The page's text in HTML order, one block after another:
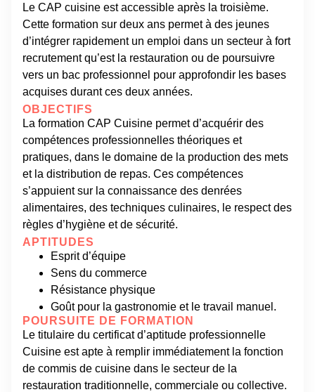
Le CAP cuisine est accessible après la troisième.
Cette formation sur deux ans permet à des jeunes
d’intégrer rapidement un emploi dans un secteur à fort
recrutement qu’est la restauration ou de poursuivre
vers un bac professionnel pour approfondir les bases
acquises durant ces deux années.
OBJECTIFS
La formation CAP Cuisine permet d’acquérir des
compétences professionnelles théoriques et
pratiques, dans le domaine de la production des mets
et la distribution de repas. Ces compétences
s’appuient sur la connaissance des denrées
alimentaires, des techniques culinaires, le respect des
règles d’hygiène et de sécurité.
APTITUDES
Esprit d’équipe
Sens du commerce
Résistance physique
Goût pour la gastronomie et le travail manuel.
POURSUITE DE FORMATION
Le titulaire du certificat d’aptitude professionnelle
Cuisine est apte à remplir immédiatement la fonction
de commis de cuisine dans le secteur de la
restauration traditionnelle, commerciale ou collective.